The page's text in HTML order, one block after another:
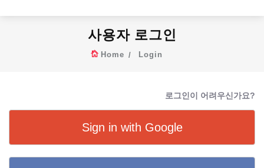
사용자 로그인
Home Login
로그인이 어려우신가요?
Sign in with Google